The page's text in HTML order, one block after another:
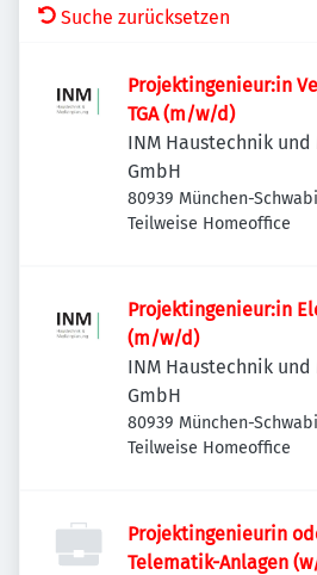
Suche zurücksetzen
Projektingenieur:in
TGA (m/w/d)
INM Haustechnik
GmbH
80939 München-
Deutschland
Teilweise Homeoffice
Projektingenieur:in
(m/w/d)
INM Haustechnik
GmbH
80939 München-
Deutschland
Teilweise Homeoffice
Projektingenieurin
Telematik-Anlagen